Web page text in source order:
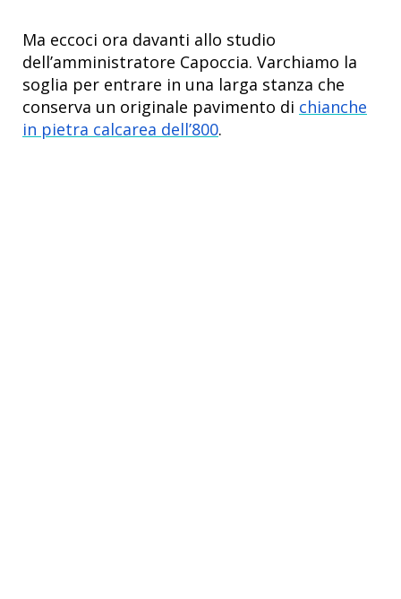
Ma eccoci ora davanti allo studio
dell’amministratore Capoccia. Varchiamo la
soglia per entrare in una larga stanza che
conserva un originale pavimento di chianche
in pietra calcarea dell’800.